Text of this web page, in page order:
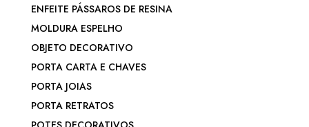
ENFEITE PÁSSAROS DE RESINA
MOLDURA ESPELHO
OBJETO DECORATIVO
PORTA CARTA E CHAVES
PORTA JOIAS
PORTA RETRATOS